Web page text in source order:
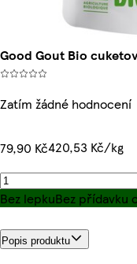
Good Gout Bio
Zatím žádné hodnocení
79,90 Kč420,53 Kč/kg
Bez lepkuBez přídavku
Popis produktu